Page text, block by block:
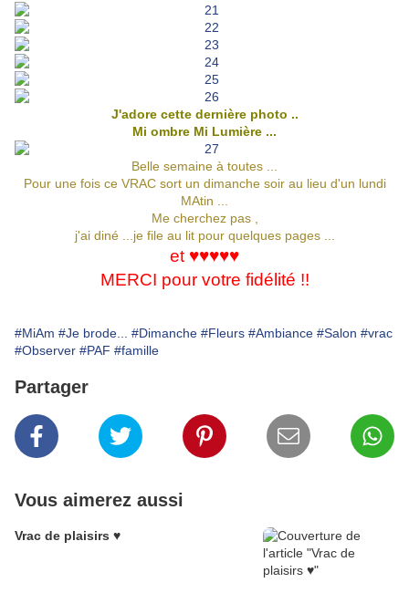
J'adore cette dernière photo ..
Mi ombre Mi Lumière ...
Belle semaine à toutes ...
Pour une fois ce VRAC sort un dimanche soir au lieu d'un lundi
MAtin ...
Me cherchez pas ,
j'ai diné ...je file au lit pour quelques pages ...
et ♥♥♥♥♥
MERCI pour votre fidélité !!
#MiAm #Je brode... #Dimanche #Fleurs #Ambiance #Salon #vrac
#Observer #PAF #famille
Partager
Vous aimerez aussi
Vrac de plaisirs ♥